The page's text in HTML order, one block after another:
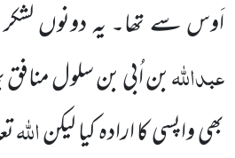
اَوس سے تھا۔ یہ دونوں
عبداللہبن اُبی بن سلول منافق
بھی واپسی کا ارادہ کیا لیکناللہ